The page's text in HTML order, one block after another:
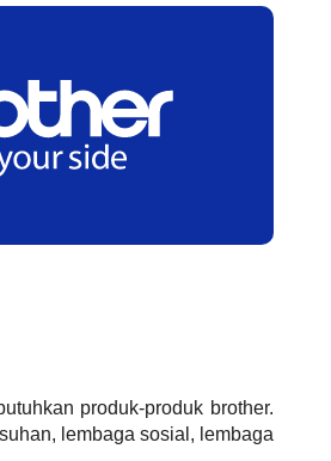
produk-produk brother.
lembaga sosial, lembaga